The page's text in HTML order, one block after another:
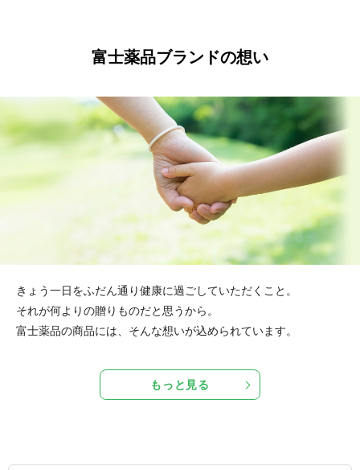
富士薬品ブランドの想い
きょう一日をふだん通り健康に過ごしていただくこと。
それが何よりの贈りものだと思うから。
富士薬品の商品には、そんな想いが込められています。
もっと見る